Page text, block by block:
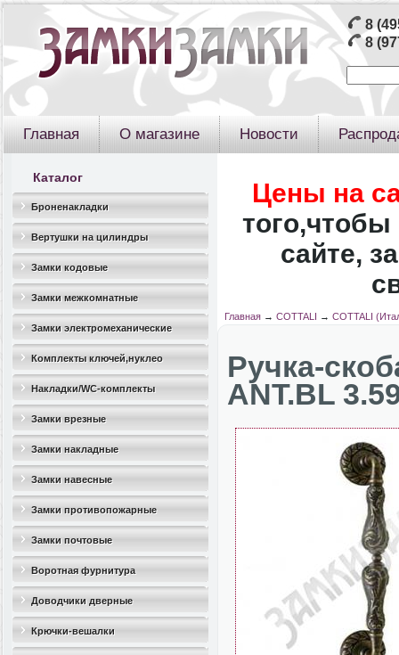
8
8
Главная О магазине Новости
Каталог
Броненакладки
Вертушки на цилиндры
Замки кодовые
Замки межкомнатные
Замки электромеханические
Комплекты ключей,нуклео
Накладки/WC-комплекты
Замки врезные
Замки накладные
Замки навесные
Замки противопожарные
Замки почтовые
Воротная фурнитура
Доводчики дверные
Крючки-вешалки
Цены на
того,чтобы
сайте,
Главная→ COTTALI → COTTALI
Ручка-
ANT.BL